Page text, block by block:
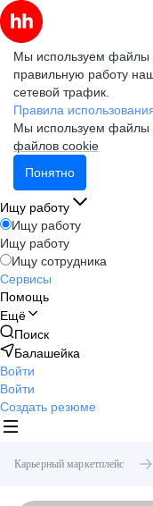
Мы используем файлы
правильную работу
сетевой трафик.
Правила
Мы используем файлы
файлов cookie
Понятно
Ищу работу
Ищу работу
Ищу работу
Ищу сотрудника
Сервисы
Помощь
Ещё
Поиск
Балашейка
Войти
Войти
Создать резюме
Карьерный маркетплейс